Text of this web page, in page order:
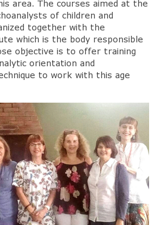
area. The courses aimed at the
of children and
together with the
which is the body responsible
objective is to offer training
orientation and
to work with this age